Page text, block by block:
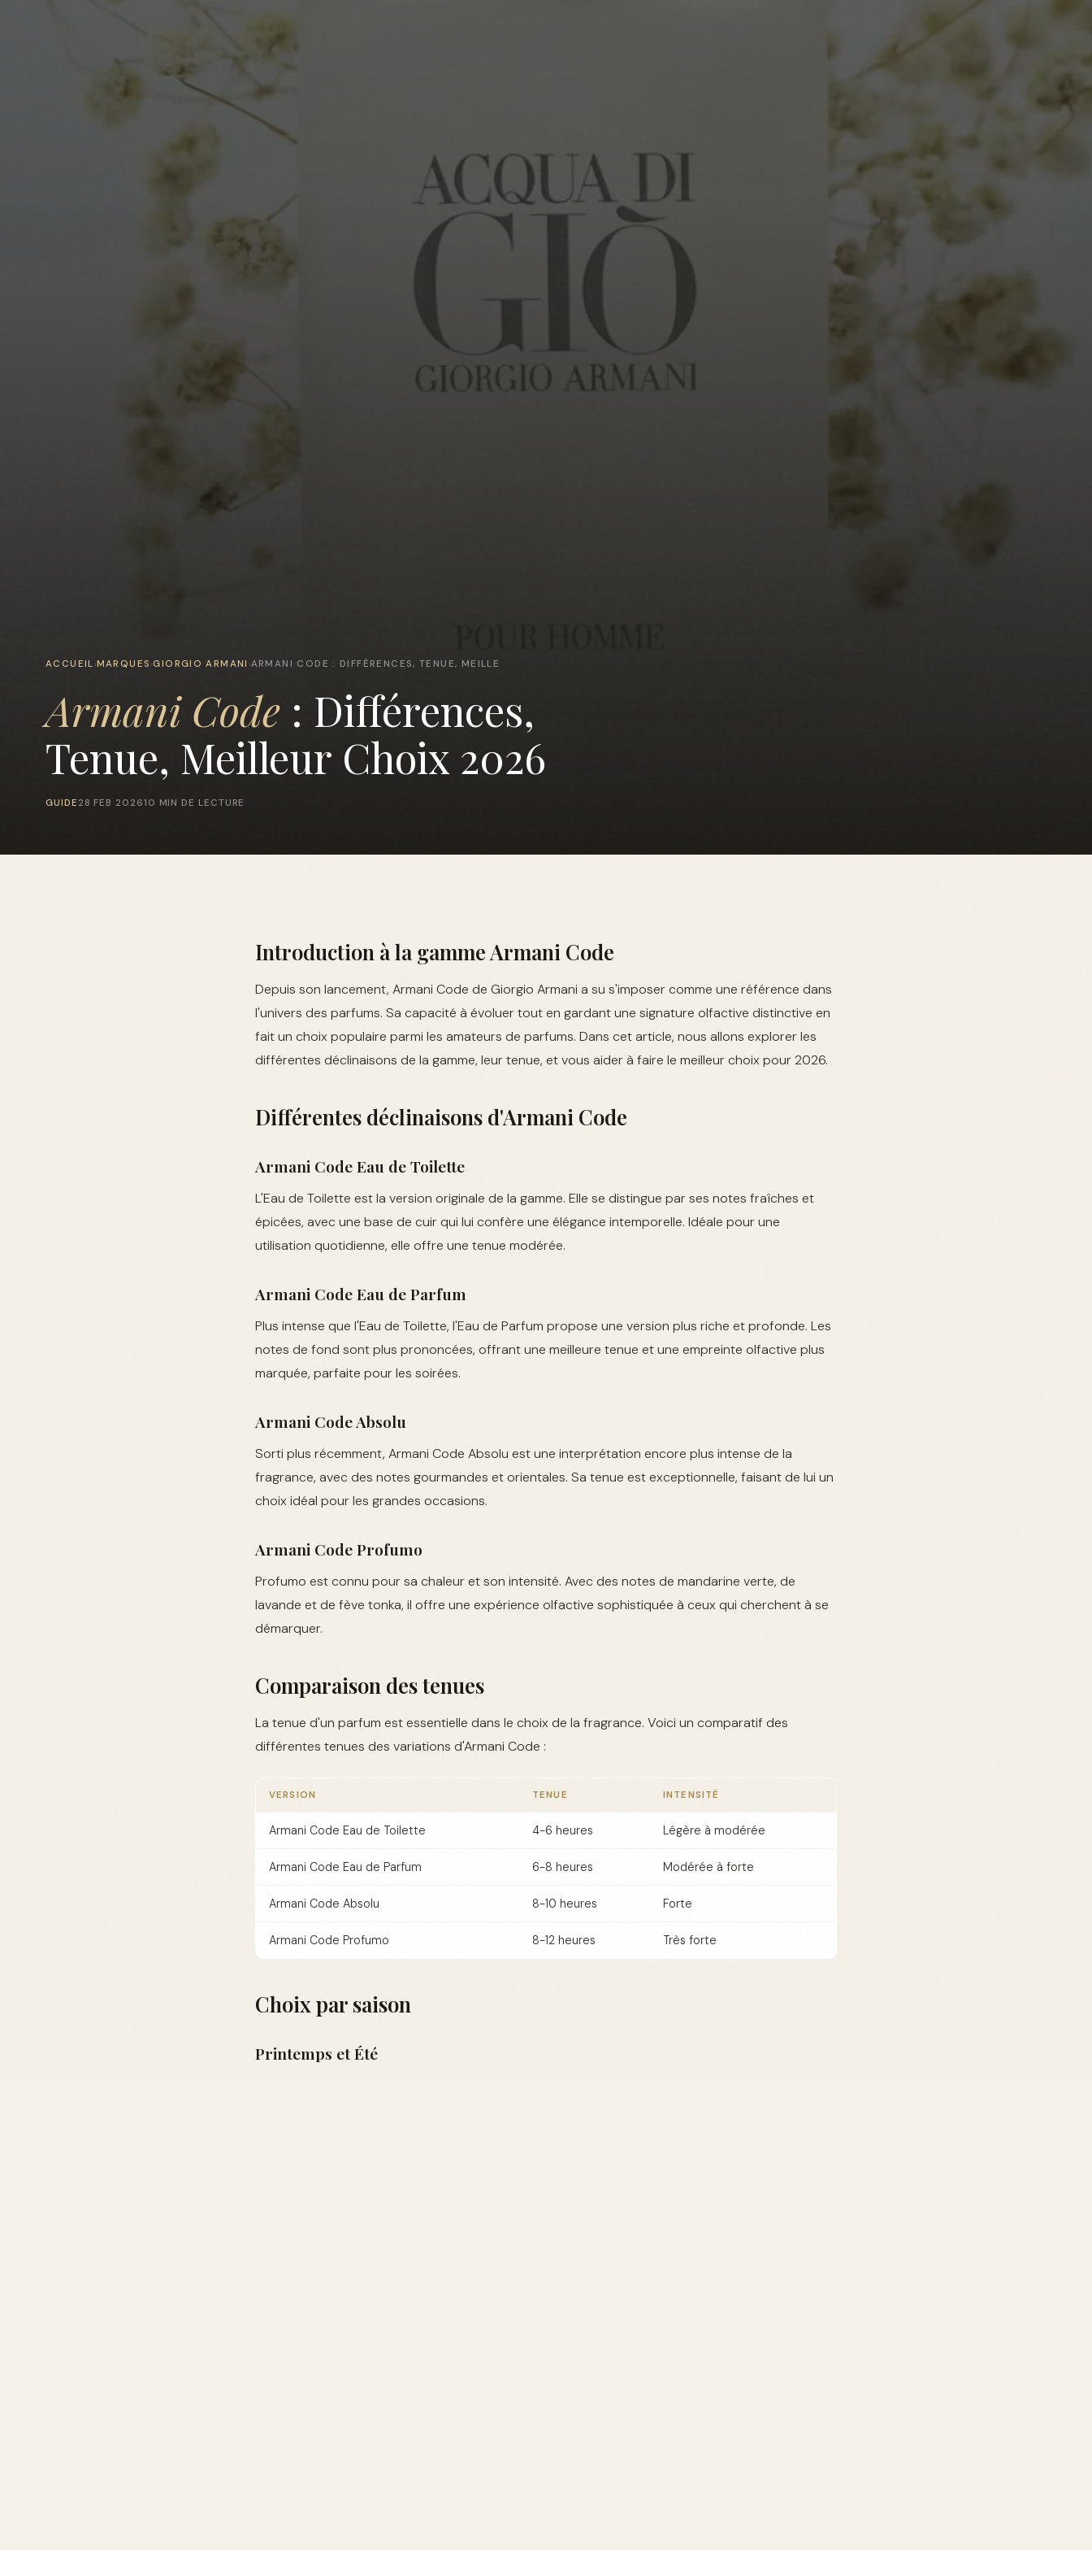
ACCUEIL ›MARQUES ›GIORGIO ARMANI ›ARMANI CODE : DIFFÉRENCES, TENUE, MEILLE
Armani Code : Différences,
Tenue, Meilleur Choix 2026
GUIDE 28 FEB 202610 MIN DE LECTURE
Introduction à la gamme Armani Code
Depuis son lancement, Armani Code de Giorgio Armani a su s'imposer comme une référence dans
l'univers des parfums. Sa capacité à évoluer tout en gardant une signature olfactive distinctive en
fait un choix populaire parmi les amateurs de parfums. Dans cet article, nous allons explorer les
différentes déclinaisons de la gamme, leur tenue, et vous aider à faire le meilleur choix pour 2026.
Différentes déclinaisons d'Armani Code
Armani Code Eau de Toilette
L'Eau de Toilette est la version originale de la gamme. Elle se distingue par ses notes fraîches et
épicées, avec une base de cuir qui lui confère une élégance intemporelle. Idéale pour une
utilisation quotidienne, elle offre une tenue modérée.
Armani Code Eau de Parfum
Plus intense que l'Eau de Toilette, l'Eau de Parfum propose une version plus riche et profonde. Les
notes de fond sont plus prononcées, offrant une meilleure tenue et une empreinte olfactive plus
marquée, parfaite pour les soirées.
Armani Code Absolu
Sorti plus récemment, Armani Code Absolu est une interprétation encore plus intense de la
fragrance, avec des notes gourmandes et orientales. Sa tenue est exceptionnelle, faisant de lui un
choix idéal pour les grandes occasions.
Armani Code Profumo
Profumo est connu pour sa chaleur et son intensité. Avec des notes de mandarine verte, de
lavande et de fève tonka, il offre une expérience olfactive sophistiquée à ceux qui cherchent à se
démarquer.
Comparaison des tenues
La tenue d'un parfum est essentielle dans le choix de la fragrance. Voici un comparatif des
différentes tenues des variations d'Armani Code :
VERSION TENUE INTENSITÉ
Armani Code Eau de Toilette 4-6 heures Légère à modérée
Armani Code Eau de Parfum 6-8 heures Modérée à forte
Armani Code Absolu 8-10 heures Forte
Armani Code Profumo 8-12 heures Très forte
Choix par saison
Printemps et Été